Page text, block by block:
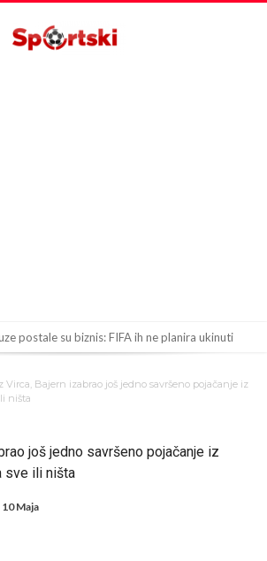
postale su biznis: FIFA ih ne planira ukinuti
nije dešavalo: Sinner i Alcaraz odustaju, a
Isplivale skandalozne informacije, dobila je
disciplinu u Real Madrid. Ovo su tri nova
Virca, Bajern izabrao još jedno savršeno pojačanje iz
ništa
još jedno savršeno pojačanje iz
sve ili ništa
Maja